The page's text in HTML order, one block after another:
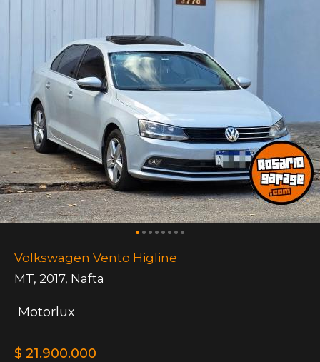
Volkswagen Vento Higline
MT, 2017, Nafta
Motorlux
$ 21.900.000